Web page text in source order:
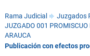
Rama Judicial
Juzgados
JUZGADO 001 PROMISCUO
ARAUCA
Publicación con efectos